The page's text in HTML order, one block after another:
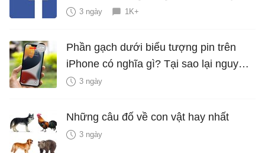
3 ngày 1K+
Phần gạch dưới biểu tượng pin trên
iPhone có nghĩa gì? Tại sao lại nguy
hiểm?
3 ngày
Những câu đố về con vật hay nhất
3 ngày